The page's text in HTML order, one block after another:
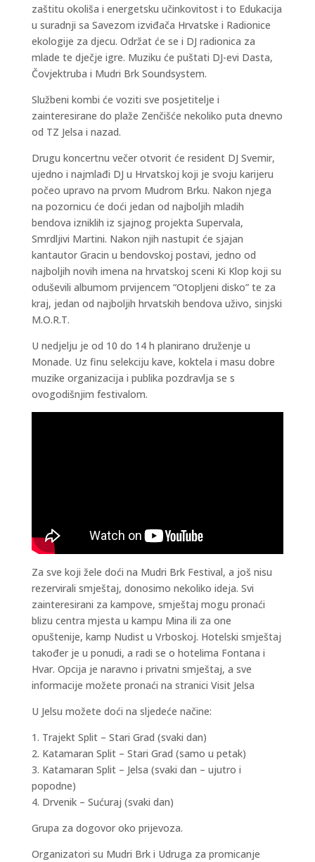
zaštitu okoliša i energetsku učinkovitost i to Edukacija
u suradnji sa Savezom izviđača Hrvatske i Radionice
ekologije za djecu. Održat će se i DJ radionica za
mlade te dječje igre. Muziku će puštati DJ-evi Dasta,
Čovjektruba i Mudri Brk Soundsystem.
Službeni kombi će voziti sve posjetitelje i
zainteresirane do plaže Zenčišće nekoliko puta dnevno
od TZ Jelsa i nazad.
Drugu koncertnu večer otvorit će resident DJ Svemir,
ujedno i najmlađi DJ u Hrvatskoj koji je svoju karijeru
počeo upravo na prvom Mudrom Brku. Nakon njega
na pozornicu će doći jedan od najboljih mladih
bendova izniklih iz sjajnog projekta Supervala,
Smrdljivi Martini. Nakon njih nastupit će sjajan
kantautor Gracin u bendovskoj postavi, jedno od
najboljih novih imena na hrvatskoj sceni Ki Klop koji su
oduševili albumom prvijencem “Otopljeni disko” te za
kraj, jedan od najboljih hrvatskih bendova uživo, sinjski
M.O.R.T.
U nedjelju je od 10 do 14 h planirano druženje u
Monade. Uz finu selekciju kave, koktela i masu dobre
muzike organizacija i publika pozdravlja se s
ovogodišnjim festivalom.
Za sve koji žele doći na Mudri Brk Festival, a još nisu
rezervirali smještaj, donosimo nekoliko ideja. Svi
zainteresirani za kampove, smještaj mogu pronaći
blizu centra mjesta u kampu Mina ili za one
opuštenije, kamp Nudist u Vrboskoj. Hotelski smještaj
također je u ponudi, a radi se o hotelima Fontana i
Hvar. Opcija je naravno i privatni smještaj, a sve
informacije možete pronaći na stranici Visit Jelsa
U Jelsu možete doći na sljedeće načine:
1. Trajekt Split – Stari Grad (svaki dan)
2. Katamaran Split – Stari Grad (samo u petak)
3. Katamaran Split – Jelsa (svaki dan – ujutro i
popodne)
4. Drvenik – Sućuraj (svaki dan)
Grupa za dogovor oko prijevoza.
Organizatori su Mudri Brk i Udruga za promicanje